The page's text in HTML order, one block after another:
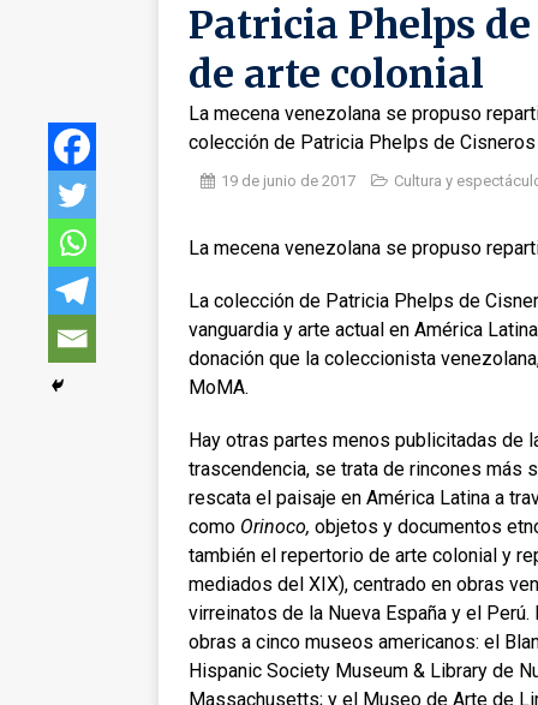
Patricia Phelps de
de arte colonial
La mecena venezolana se propuso
colección de Patricia Phelps de
19 de junio de 2017 Cultura y
La mecena venezolana se propuso
La colección de Patricia Phelps de
vanguardia y arte actual en América
donación que la coleccionista
MoMA.
Hay otras partes menos publicitadas de
trascendencia, se trata de rincones más
rescata el paisaje en América Latina a
como Orinoco, objetos y documentos
también el repertorio de arte colonial y
mediados del XIX), centrado en obras
virreinatos de la Nueva España y el
obras a cinco museos americanos: el
Hispanic Society Museum & Library de
Massachusetts; y el Museo de Arte de